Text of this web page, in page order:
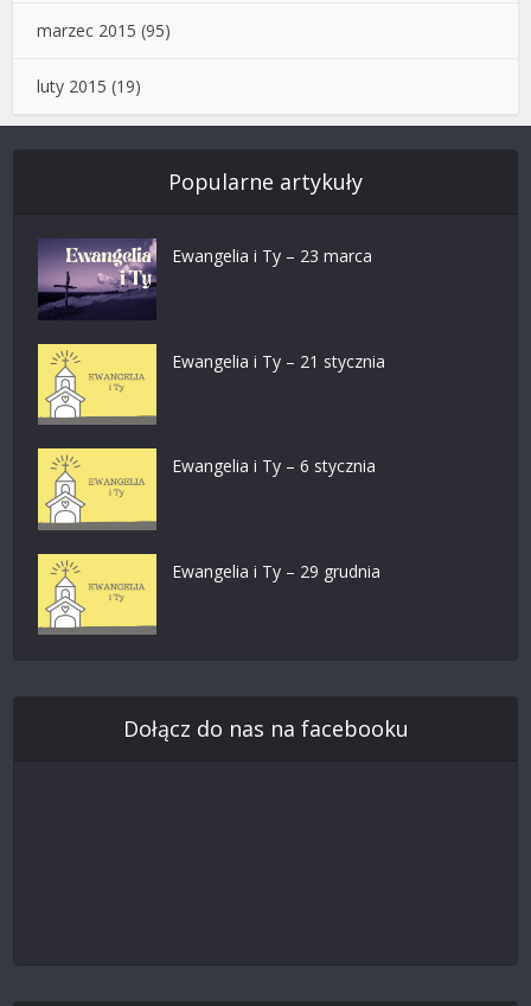
marzec 2015 (95)
luty 2015 (19)
Popularne artykuły
Ewangelia i Ty – 23 marca
Ewangelia i Ty – 21 stycznia
Ewangelia i Ty – 6 stycznia
Ewangelia i Ty – 29 grudnia
Dołącz do nas na facebooku